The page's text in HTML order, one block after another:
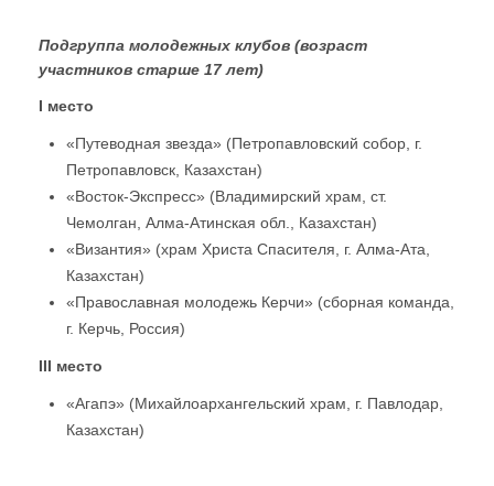
Подгруппа молодежных клубов (возраст
участников старше 17 лет)
I место
«Путеводная звезда» (Петропавловский собор, г.
Петропавловск, Казахстан)
«Восток-Экспресс» (Владимирский храм, ст.
Чемолган, Алма-Атинская обл., Казахстан)
«Византия» (храм Христа Спасителя, г. Алма-Ата,
Казахстан)
«Православная молодежь Керчи» (сборная команда,
г. Керчь, Россия)
III место
«Агапэ» (Михайлоархангельский храм, г. Павлодар,
Казахстан)